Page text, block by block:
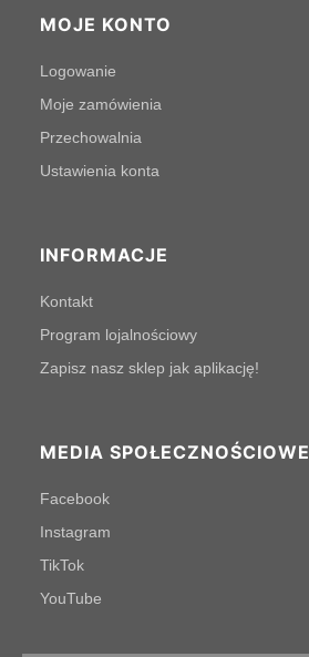
MOJE KONTO
Logowanie
Moje zamówienia
Przechowalnia
Ustawienia konta
INFORMACJE
Kontakt
Program lojalnościowy
Zapisz nasz sklep jak aplikację!
MEDIA SPOŁECZNOŚCIOWE
Facebook
Instagram
TikTok
YouTube